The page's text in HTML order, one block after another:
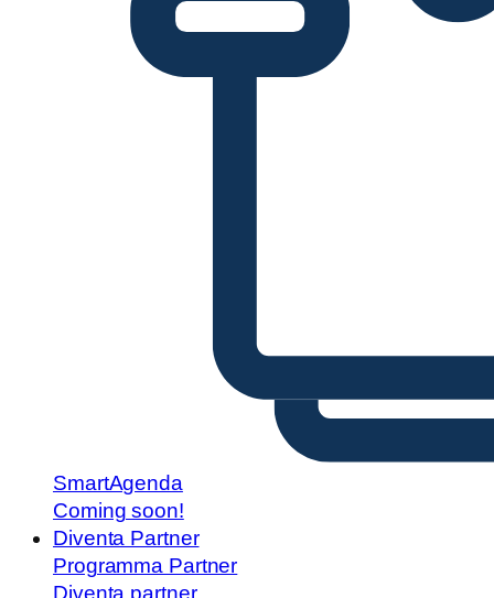
SmartAgenda
Coming soon!
Diventa Partner
Programma Partner
Diventa partner